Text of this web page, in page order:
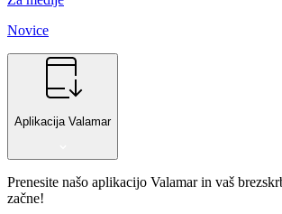
Novice
Aplikacija Valamar
Prenesite našo aplikacijo Valamar in vaš
začne!